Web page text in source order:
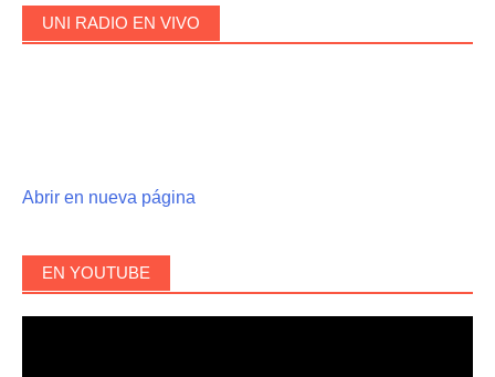
UNI RADIO EN VIVO
Abrir en nueva página
EN YOUTUBE